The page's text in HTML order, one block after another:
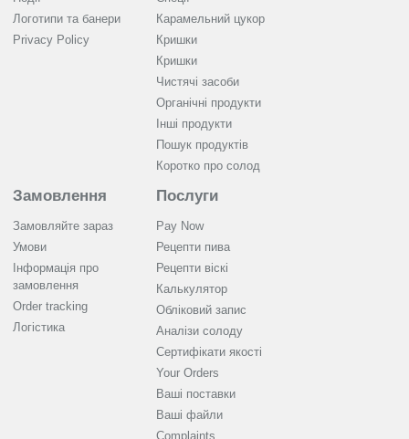
Логотипи та банери
Privacy Policy
Карамельний цукор
Кришки
Кришки
Чистячі засоби
Органічні продукти
Інші продукти
Пошук продуктів
Коротко про солод
Замовлення
Замовляйте зараз
Умови
Інформація про
замовлення
Order tracking
Логістика
Послуги
Pay Now
Рецепти пива
Рецепти віскі
Калькулятор
Обліковий запис
Аналізи солоду
Cертифікати якості
Your Orders
Ваші поставки
Ваші файли
Complaints